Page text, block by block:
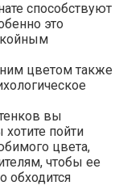
способствуют
это
цветом также
вы
пойти
цвета,
чтобы ее
обходится